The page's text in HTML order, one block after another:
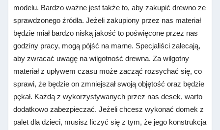
modelu. Bardzo ważne jest także to, aby zakupić drewno ze
sprawdzonego źródła. Jeżeli zakupiony przez nas materiał
będzie miał bardzo niską jakość to poświęcone przez nas
godziny pracy, mogą pójść na marne. Specjaliści zalecają,
aby zwracać uwagę na wilgotność drewna. Za wilgotny
materiał z upływem czasu może zacząć rozsychać się, co
sprawi, że będzie on zmniejszał swoją objętość oraz będzie
pękał. Każdą z wykorzystywanych przez nas desek, warto
dodatkowo zabezpieczać. Jeżeli chcesz wykonać domek z
palet dla dzieci, musisz liczyć się z tym, że jego konstrukcja